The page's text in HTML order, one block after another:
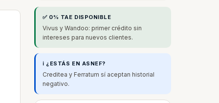
✅ 0% TAE DISPONIBLE
Vivus y Wandoo: primer crédito sin
intereses para nuevos clientes.
ℹ️ ¿ESTÁS EN ASNEF?
Creditea y Ferratum sí aceptan historial
negativo.